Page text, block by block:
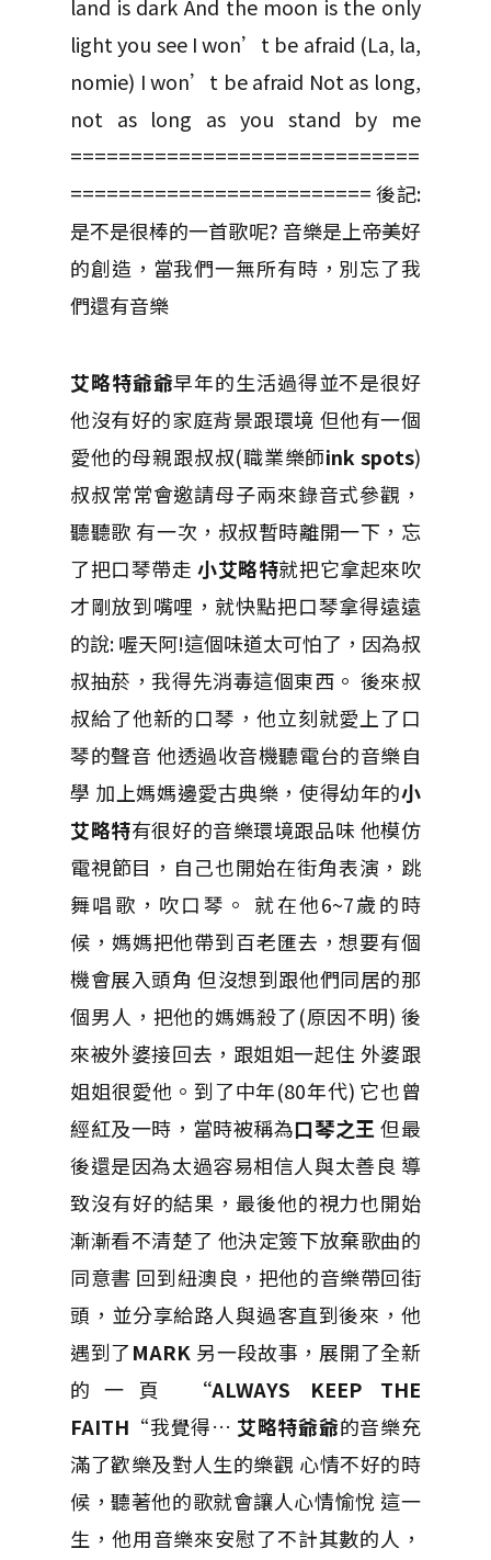
land is dark And the moon is the only
light you see I won’t be afraid (La, la,
nomie) I won’t be afraid Not as long,
not as long as you stand by me
=============================
========================= 後記:
是不是很棒的一首歌呢? 音樂是上帝美好
的創造，當我們一無所有時，別忘了我
們還有音樂
艾略特爺爺早年的生活過得並不是很好
他沒有好的家庭背景跟環境 但他有一個
愛他的母親跟叔叔(職業樂師ink spots)
叔叔常常會邀請母子兩來錄音式參觀，
聽聽歌 有一次，叔叔暫時離開一下，忘
了把口琴帶走小艾略特就把它拿起來吹
才剛放到嘴哩，就快點把口琴拿得遠遠
的說: 喔天阿!這個味道太可怕了，因為叔
叔抽菸，我得先消毒這個東西。 後來叔
叔給了他新的口琴，他立刻就愛上了口
琴的聲音 他透過收音機聽電台的音樂自
學 加上媽媽邊愛古典樂，使得幼年的小
艾略特有很好的音樂環境跟品味 他模仿
電視節目，自己也開始在街角表演，​​跳
舞唱歌，吹口琴。 就在他6~7歲的時
候，媽媽把他帶到百老匯去，想要有個
機會展入頭角 但沒想到跟他們同居的那
個男人，把他的媽媽殺了(原因不明) 後
來被外婆接回去，跟姐姐一起住 外婆跟
姐姐很愛他。 到了中年(80年代) 它也曾
經紅及一時，當時被稱為口琴之王 但最
後還是因為太過容易相信人與太善良 導
致沒有好的結果，最後他的視力也開始
漸漸看不清楚了 他決定簽下放棄歌曲的
同意書 回到紐澳良，把他的音樂帶回街
頭，並分享給路人與過客直到後來，他
遇到了MARK 另一段故事，展開了全新
的一頁
“ALWAYS KEEP THE
FAITH “我覺得… 艾略特爺爺的音樂充
滿了歡樂及對人生的樂觀 心情不好的時
候，聽著他的歌就會讓人心情愉悅 這一
生，他用音樂來安慰了不計其數的人，